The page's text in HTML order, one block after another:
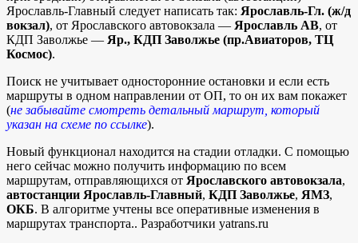
Ярославль-Главный следует написать так: Ярославль-Гл. (ж/д
вокзал), от Ярославского автовокзала — Ярославль АВ, от
КДП Заволжье — Яр., КДП Заволжье (пр.Авиаторов, ТЦ
Космос).
Поиск не учитывает односторонние остановки и если есть
маршруты в одном направлении от ОП, то он их вам покажет
(не забывайте смотреть детальный маршрут, который
указан на схеме по ссылке).
Новый функционал находится на стадии отладки. С помощью
него сейчас можно получить информацию по всем
маршрутам, отправляющихся от Ярославского автовокзала,
автостанции Ярославль-Главный, КДП Заволжье, ЯМЗ,
ОКБ. В алгоритме учтены все оперативные изменения в
маршрутах транспорта.. Разработчики yatrans.ru